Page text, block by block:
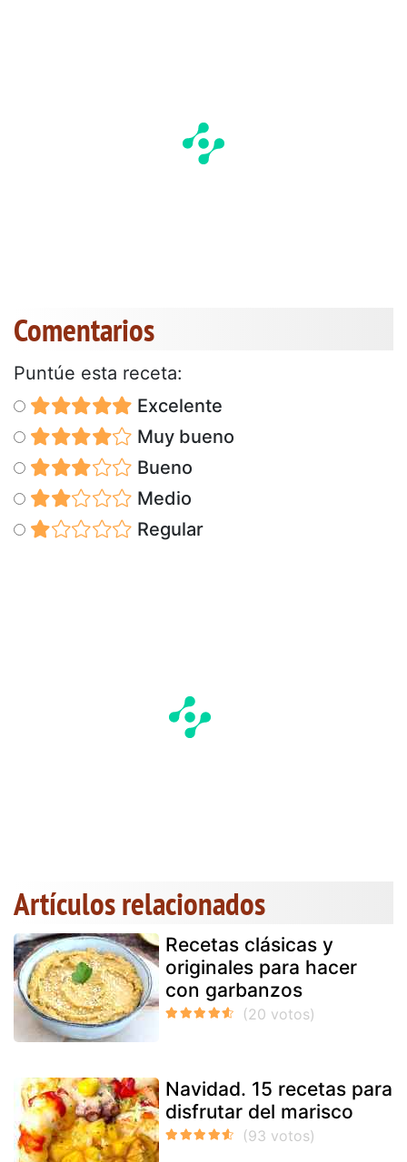
Comentarios
Puntúe esta receta:
Excelente
Muy bueno
Bueno
Medio
Regular
Artículos relacionados
Recetas clásicas y
originales para hacer
con garbanzos
Navidad. 15 recetas para
disfrutar del marisco